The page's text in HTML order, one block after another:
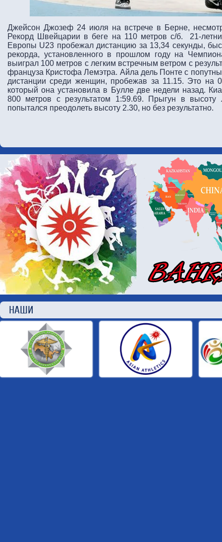
Джейсон Джозеф 24 июля на встрече в Берне,
Рекорд Швейцарии в беге на 110 метров с/б. 21-
Европы U23 пробежал дистанцию за 13,34 секунды,
рекорда, установленного в прошлом году на
выиграл 100 метров с легким встречным ветром с
француза Кристофа Лемэтра. Айла дель Понте с
дистанции среди женщин, пробежав за 11.15. Это на
который она установила в Булле две недели назад.
800 метров с результатом 1:59.69. Прыгун в
попытался преодолеть высоту 2.30, но без результатно.
НАШИ